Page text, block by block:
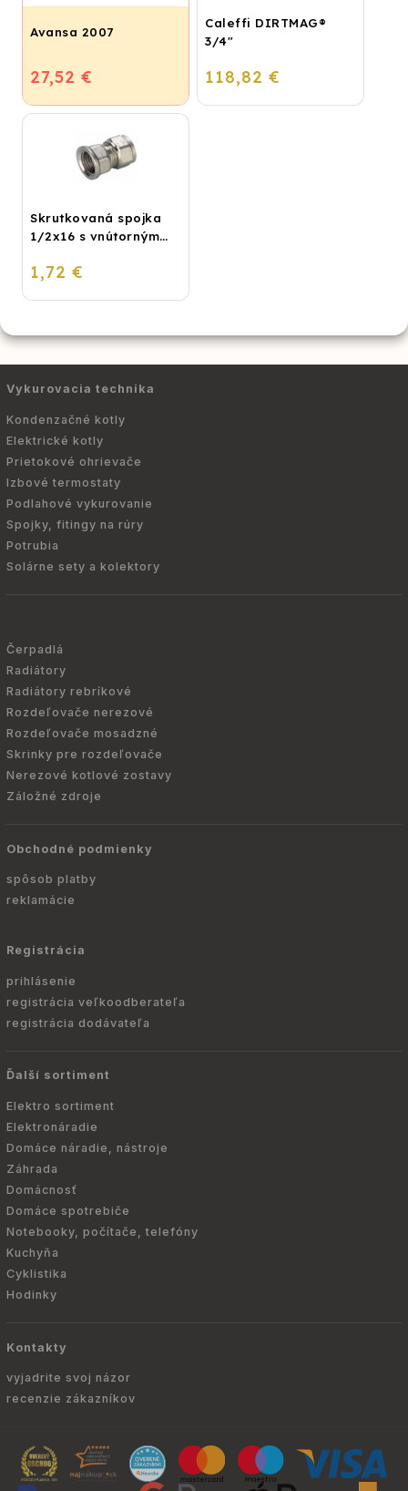
Avansa 2007
27,52 €
Caleffi DIRTMAG®
3/4"
118,82 €
Skrutkovaná spojka
1/2x16 s vnútorným
1,72 €
Vykurovacia technika
Kondenzačné kotly
Elektrické kotly
Prietokové ohrievače
Izbové termostaty
Podlahové vykurovanie
Spojky, fitingy na rúry
Potrubia
Solárne sety a kolektory
Čerpadlá
Radiátory
Radiátory rebríkové
Rozdeľovače nerezové
Rozdeľovače mosadzné
Skrinky pre rozdeľovače
Nerezové kotlové zostavy
Záložné zdroje
Obchodné podmienky
spôsob platby
reklamácie
Registrácia
prihlásenie
registrácia veľkoodberateľa
registrácia dodávateľa
Ďalší sortiment
Elektro sortiment
Elektronáradie
Domáce náradie, nástroje
Záhrada
Domácnosť
Domáce spotrebiče
Notebooky, počítače, telefóny
Kuchyňa
Cyklistika
Hodinky
Kontakty
vyjadrite svoj názor
recenzie zákazníkov